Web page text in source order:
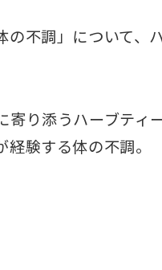
の不調」について、
寄り添うハーブティ
験する体の不調。